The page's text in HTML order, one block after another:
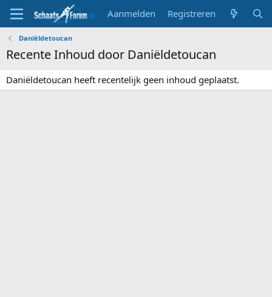
Aanmelden Registreren
Daniëldetoucan
Recente Inhoud door Daniëldetoucan
Daniëldetoucan heeft recentelijk geen inhoud geplaatst.